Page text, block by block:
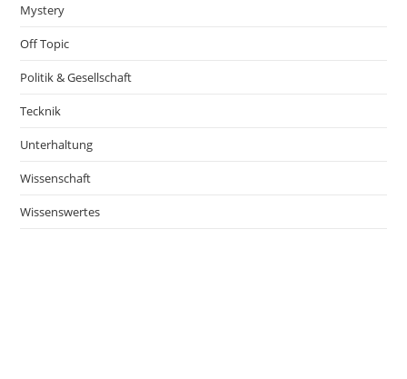
Mystery
Off Topic
Politik & Gesellschaft
Tecknik
Unterhaltung
Wissenschaft
Wissenswertes